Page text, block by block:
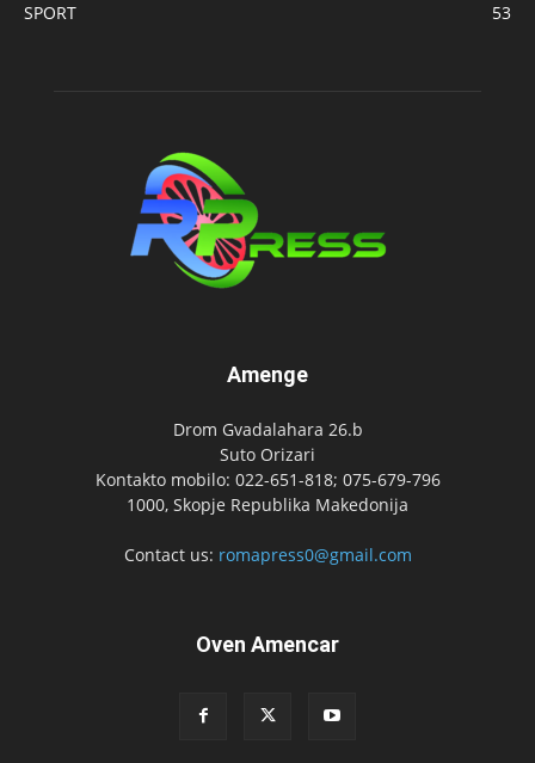
SPORT
53
Amenge
Drom Gvadalahara 26.b
Suto Orizari
Kontakto mobilo: 022-651-818; 075-679-796
1000, Skopje Republika Makedonija
Contact us: romapress0@gmail.com
Oven Amencar